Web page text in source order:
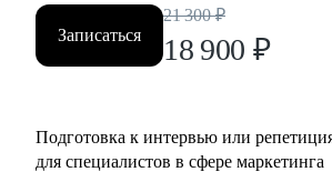
Записаться
21 300 ₽
18 900 ₽
Подготовка к интервью или
для специалистов в сфере маркетинга